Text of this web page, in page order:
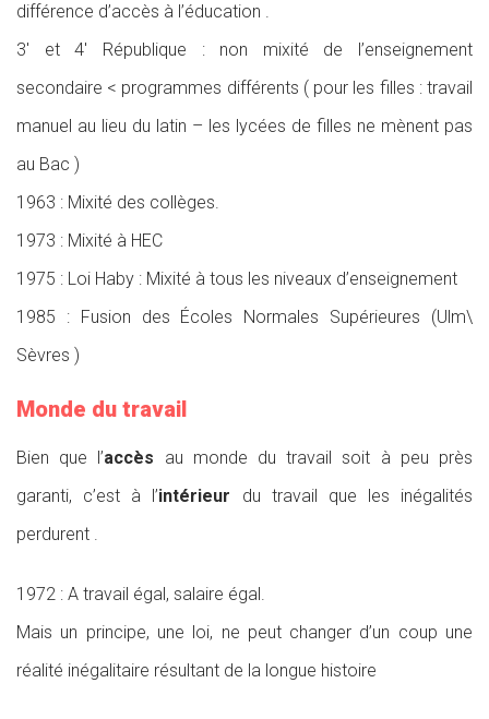
différence d’accès à l’éducation .
3′ et 4′ République : non mixité de l’enseignement
secondaire < programmes différents ( pour les filles : travail
manuel au lieu du latin – les lycées de filles ne mènent pas
au Bac )
1963 : Mixité des collèges.
1973 : Mixité à HEC
1975 : Loi Haby : Mixité à tous les niveaux d’enseignement
1985 : Fusion des Écoles Normales Supérieures (Ulm\
Sèvres )
Monde du travail
Bien que l’accès au monde du travail soit à peu près
garanti, c’est à l’intérieur du travail que les inégalités
perdurent .
1972 : A travail égal, salaire égal.
Mais un principe, une loi, ne peut changer d’un coup une
réalité inégalitaire résultant de la longue histoire